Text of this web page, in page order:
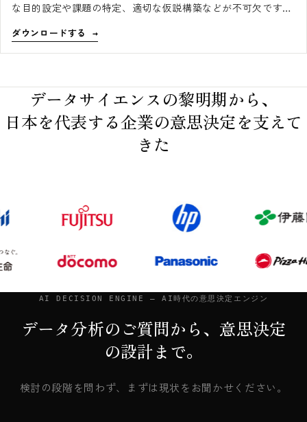
な目的設定や課題の特定、適切な仮説構築などが不可欠です。
以上の企業様に併走してご支援を続けてきたサイカの視点で、
MMM導入前に押さえておくべき10のチェックリストを詳しく
にMMMを活用している方も、本チェックリストをぜひご活用
ください。
ダウンロードする
データサイエンスの黎明期から、
日本を代表する企業の意思決定を支えて
きた
AI DECISION ENGINE — AI時代の意思決定エンジン
データ分析のご質問から、意思決定
の設計まで。
検討の段階を問わず、まずは現状をお聞かせください。